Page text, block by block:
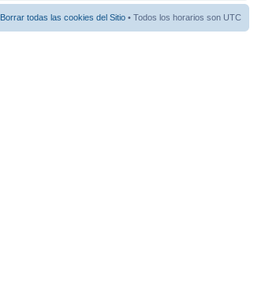
Borrar todas las cookies del Sitio • Todos los horarios son UTC